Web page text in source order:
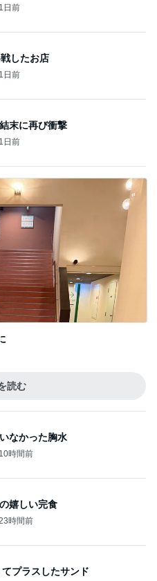
1日前
したお店
1日前
末に再び衝撃
1日前
読む
なかった胸水
10時間前
嬉しい完食
時間前
プラスしたサンド